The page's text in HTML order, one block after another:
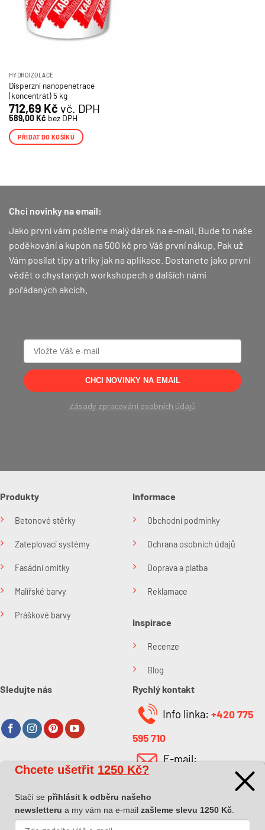
HYDROIZOLACE
Disperzní nanopenetrace
(koncentrát) 5 kg
712,69 Kč vč. DPH
589,00Kč bez DPH
PŘIDAT DO KOŠÍKU
Chci novinky na email:
Jako první vám pošleme malý dárek na e-mail. Bude to naše
poděkování a kupón na 500 kč pro Váš první nákup. Pak už
Vám posílat tipy a triky jak na aplikace. Dostanete jako první
vědět o chystaných workshopech a dalších námi
pořádaných akcích.
CHCI NOVINKY NA EMAIL
Zásady zpracování osobních údajů
Produkty
Betonové stěrky
Zateplovací systémy
Fasádní omítky
Malířské barvy
Práškové barvy
Informace
Obchodní podmínky
Ochrana osobních údajů
Doprava a platba
Reklamace
Inspirace
Recenze
Blog
Sledujte nás
O společnosti
O nás
Kontakt
Rychlý kontakt
Info linka: +420 775
595 710
E-mail:
Chcete ušetřit 1250 Kč?
Stačí se přihlásit k odběru našeho
newsletteru a my vám na e-mail zašleme slevu 1250 Kč